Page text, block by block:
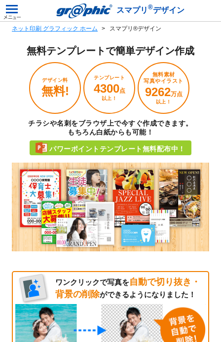
スマプリ ®デザイン
ネット印刷 グラフィック ホーム スマプリ®デザイン
無料テンプレートで簡単デザイン作成
デザイン料
無料!
テンプレート
4300点
以上！
無料素材
写真やイラスト
9262万点
以上！
チラシや名刺をブラウザ上で今すぐ作成できます。
もちろん白紙からも可能！
パワーポイントテンプレート無料配布中！
ワンクリックで写真を自動で切り抜き・
背景の削除ができるようになりました！